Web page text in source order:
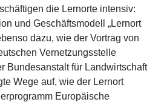
die Lernorte intensiv:
und Geschäftsmodell „Lernort
dazu, wie der Vortrag von
Vernetzungsstelle
Bundesanstalt für Landwirtschaft
Wege auf, wie der Lernort
Europäische